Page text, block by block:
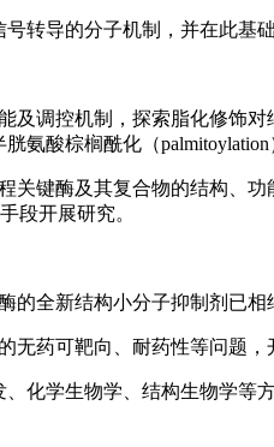
转导的分子机制，并在此基
及调控机制，探索脂化修饰
氨酸棕榈酰化（palmitoylation
关键酶及其复合物的结构、
段开展研究。
的全新结构小分子抑制剂已
无药可靶向、耐药性等问题，
化学生物学、结构生物学等